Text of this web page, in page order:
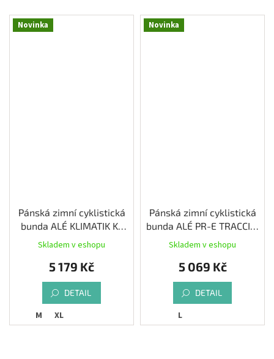
Novinka
Pánská zimní cyklistická
bunda ALÉ KLIMATIK K-
TORNADO, slate blue
Skladem v eshopu
5 179 Kč
DETAIL
M XL
Novinka
Pánská zimní cyklistická
bunda ALÉ PR-E TRACCIA,
Skladem v eshopu
5 069 Kč
DETAIL
L